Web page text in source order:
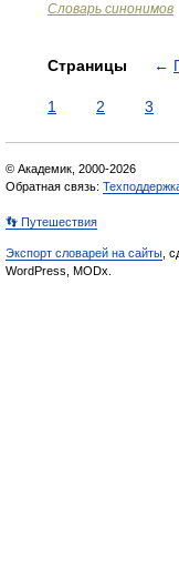
Словарь синонимов
Страницы ←
1 2 3
© Академик, 2000-2026
Обратная связь:
👣 Путешествия
Экспорт словарей на сайты ,
WordPress, MODx.